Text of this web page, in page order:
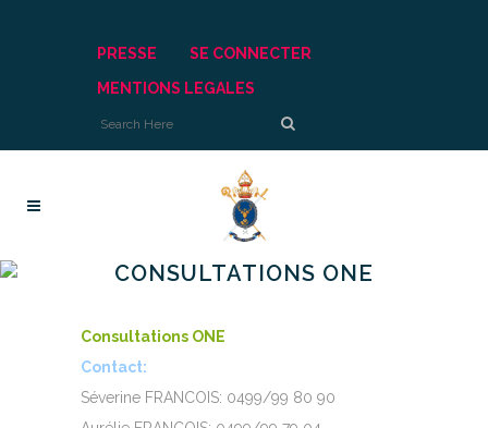
PRESSE
SE CONNECTER
MENTIONS LEGALES
CONSULTATIONS ONE
Consultations ONE
Contact:
Séverine FRANCOIS: 0499/99 80 90